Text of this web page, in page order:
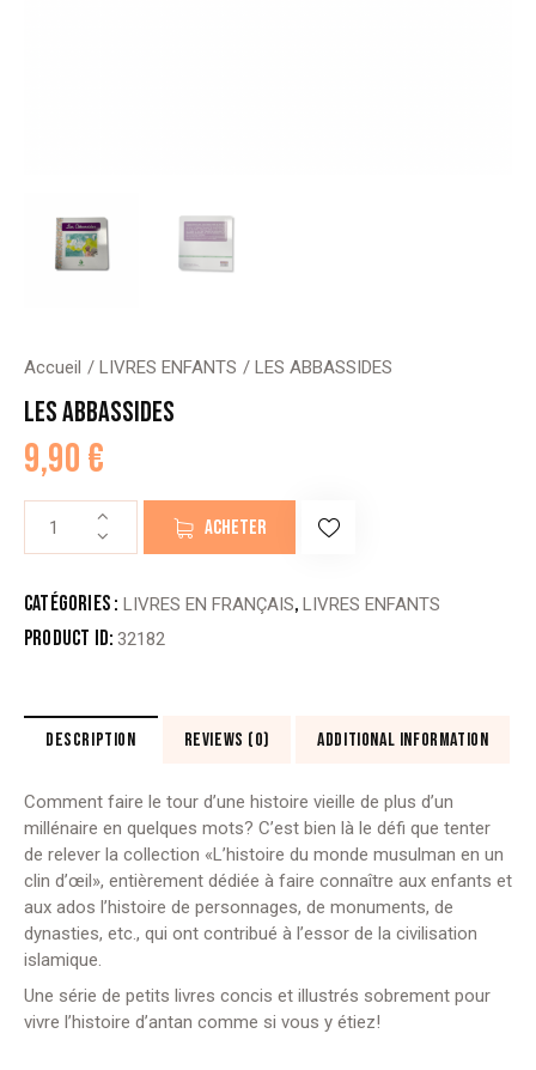
Accueil LIVRES ENFANTS LES ABBASSIDES
LES ABBASSIDES
9,90€
ABBASSIDES
ACHETER
Catégories : LIVRES EN FRANÇAIS,LIVRES ENFANTS
Product ID:32182
DESCRIPTION REVIEWS (0) ADDITIONAL INFORMATION
Comment faire le tour d’une histoire vieille de plus d’un
millénaire en quelques mots? C’est bien là le défi que tenter
de relever la collection «L’histoire du monde musulman en un
clin d’œil», entièrement dédiée à faire connaître aux enfants et
aux ados l’histoire de personnages, de monuments, de
dynasties, etc., qui ont contribué à l’essor de la civilisation
islamique.
Une série de petits livres concis et illustrés sobrement pour
vivre l’histoire d’antan comme si vous y étiez!